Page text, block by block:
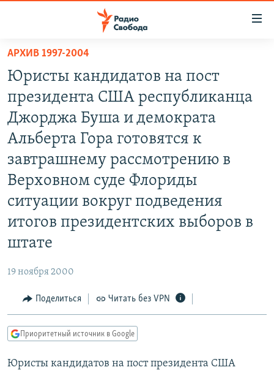
упрощенного
доступа
основному
содержанию
главной
навигации
Вернутся
поиску
ПОДКАСТЫ
АВТОРСКИЕ ПРОЕКТЫ
ЦИТАТЫ СВОБОДЫ
МНЕНИЯ
КУЛЬТУРА
IDEL.РЕАЛИИ
КАВКАЗ.РЕАЛИИ
СЕВЕР.РЕАЛИИ
СИБИРЬ.РЕАЛИИ
ПОДПИШИТЕСЬ НА РАССЫЛКУ
СОЦИАЛЬНЫЕ СЕТИ
АРХИВ 1997-2004
Юристы кандидатов на пост
президента США республиканца
Джорджа Буша и демократа
Альберта Гора готовятся к
завтрашнему рассмотрению в
Верховном суде Флориды
ситуации вокруг подведения
итогов президентских выборов в
штате
19 ноября 2000
Поделиться Читать без VPN
Приоритетный источник в Google
Юристы кандидатов на пост президента США